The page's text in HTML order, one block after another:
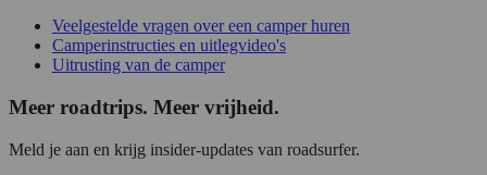
Veelgestelde vragen over een camper huren
Camperinstructies en uitlegvideo's
Uitrusting van de camper
Meer roadtrips. Meer vrijheid.
Meld je aan en krijg insider-updates van roadsurfer.